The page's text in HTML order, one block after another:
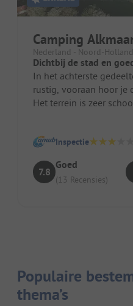
Camping
Nederland - Noord-
Dichtbij de stad en
In het achterste
rustig, vooraan hoor je
Het terrein is zeer
Inspectie
7.8
Goed
(13 Recensies)
Populaire
thema’s